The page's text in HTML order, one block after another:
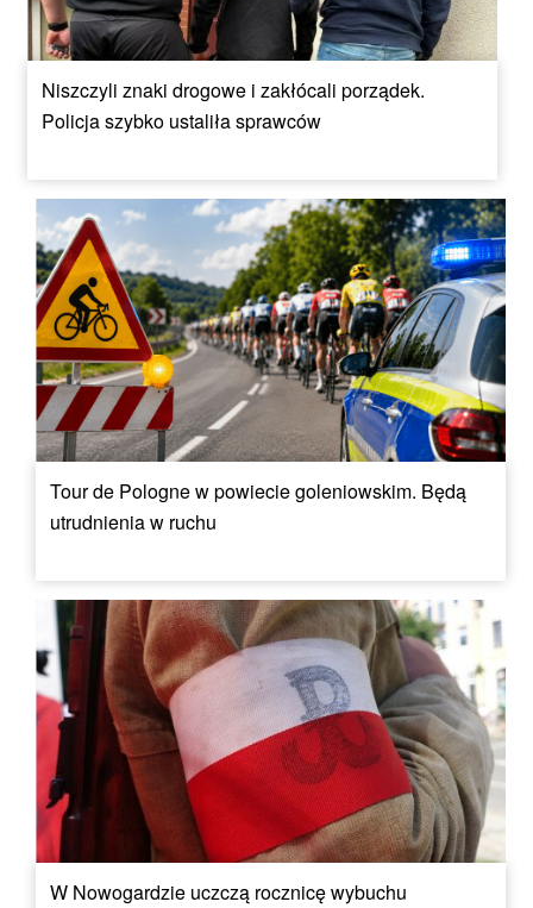
Niszczyli znaki drogowe i zakłócali porządek.
Policja szybko ustaliła sprawców
Tour de Pologne w powiecie goleniowskim. Będą
utrudnienia w ruchu
W Nowogardzie uczczą rocznicę wybuchu